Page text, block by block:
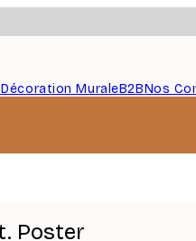
Décoration MuraleB2BNos
Poster